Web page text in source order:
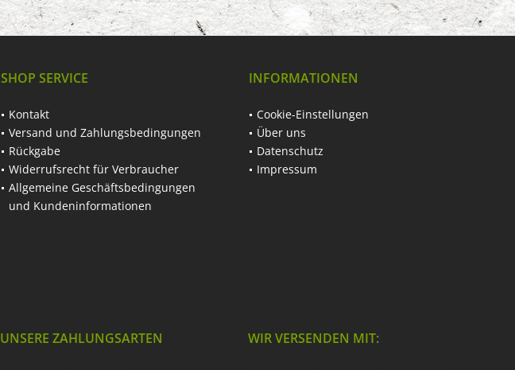
SHOP SERVICE
Kontakt
Versand und Zahlungsbedingungen
Rückgabe
Widerrufsrecht für Verbraucher
Allgemeine Geschäftsbedingungen
und Kundeninformationen
INFORMATIONEN
Cookie-Einstellungen
Über uns
Datenschutz
Impressum
UNSERE ZAHLUNGSARTEN WIR VERSENDEN MIT: